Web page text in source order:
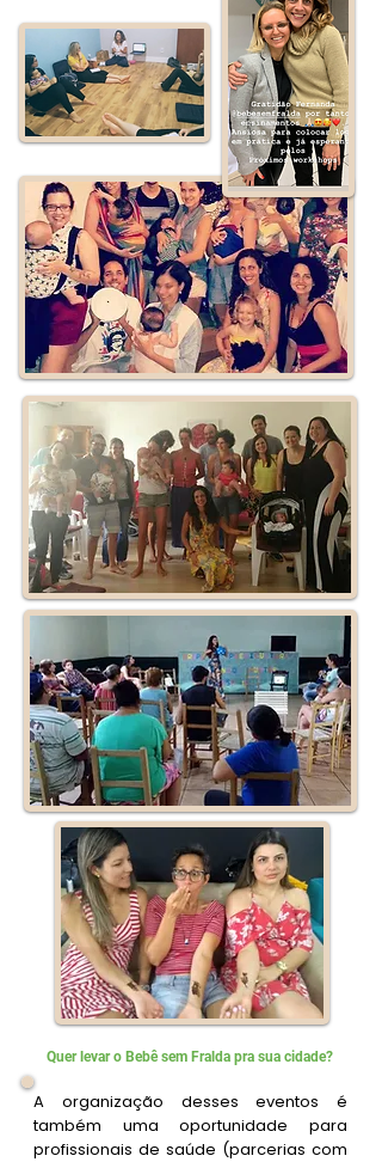
Quer levar o Bebê sem Fralda pra sua cidade?
A organização desses eventos é
também uma oportunidade para
profissionais de saúde (parcerias com